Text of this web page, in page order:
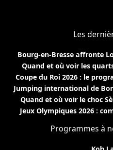
Les
Bourg-en-Bresse affronte
Quand et où voir les
Coupe du Roi 2026 : le
Jumping international de
Quand et où voir le choc
Jeux Olympiques 2026 :
Programmes à